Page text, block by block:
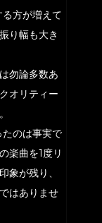
方が増えて
り幅も大き
勿論多数あ
オリティー
のは事実で
楽曲を1度リ
象が残り、
はありませ